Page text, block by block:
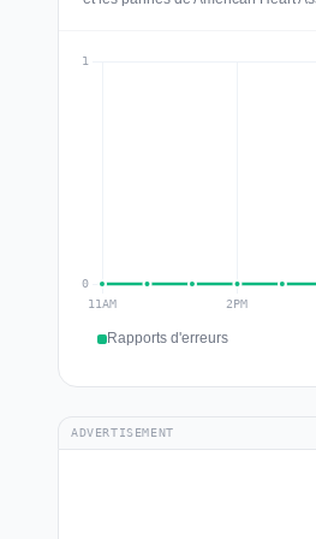
Rapports d'erreurs
ADVERTISEMENT